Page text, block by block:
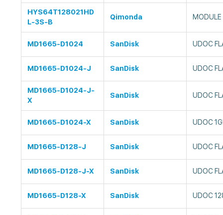
HYS64T128021HD
L-3S-B
Qimonda
MD1665-D1024 SanDisk UDOC
MD1665-D1024-J SanDisk UDOC
MD1665-D1024-J-
X
SanDisk UDOC
MD1665-D1024-X SanDisk UDOC
MD1665-D128-J SanDisk UDOC
MD1665-D128-J-X SanDisk UDOC
MD1665-D128-X SanDisk UDOC